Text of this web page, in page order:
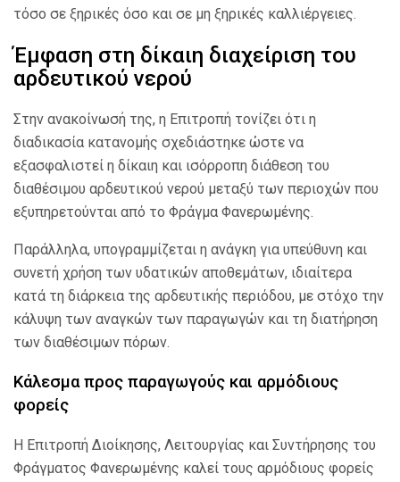
τόσο σε ξηρικές όσο και σε μη ξηρικές καλλιέργειες.
Έμφαση στη δίκαιη διαχείριση του
αρδευτικού νερού
Στην ανακοίνωσή της, η Επιτροπή τονίζει ότι η
διαδικασία κατανομής σχεδιάστηκε ώστε να
εξασφαλιστεί η δίκαιη και ισόρροπη διάθεση του
διαθέσιμου αρδευτικού νερού μεταξύ των περιοχών που
εξυπηρετούνται από το Φράγμα Φανερωμένης.
Παράλληλα, υπογραμμίζεται η ανάγκη για υπεύθυνη και
συνετή χρήση των υδατικών αποθεμάτων, ιδιαίτερα
κατά τη διάρκεια της αρδευτικής περιόδου, με στόχο την
κάλυψη των αναγκών των παραγωγών και τη διατήρηση
των διαθέσιμων πόρων.
Κάλεσμα προς παραγωγούς και αρμόδιους
φορείς
Η Επιτροπή Διοίκησης, Λειτουργίας και Συντήρησης του
Φράγματος Φανερωμένης καλεί τους αρμόδιους φορείς